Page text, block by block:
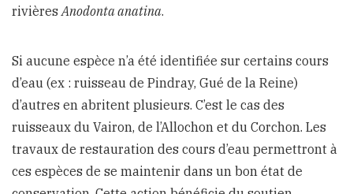
rivièresAnodonta anatina.
Si aucune espèce n’a été identifiée sur certains cours
d’eau (ex : ruisseau de Pindray, Gué de la Reine)
d’autres en abritent plusieurs. C’est le cas des
ruisseaux du Vairon, de l’Allochon et du Corchon. Les
travaux de restauration des cours d’eau permettront à
ces espèces de se maintenir dans un bon état de